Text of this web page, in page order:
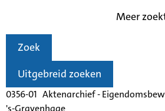
Meer
Zoek
Uitgebreid zoeken
0356-01 Aktenarchief -
's-Gravenhage